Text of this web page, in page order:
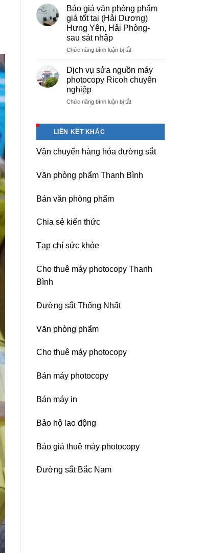
cho
học
sinh,
sinh
văn
công
ty
tại
KCN
Tam
Dương
Vĩnh
máy
photocopy
tại
Nam,
sau
sát
Báo giá văn phòng phẩm
giá tốt tại (Hải Dương)
Hưng Yên, Hải Phòng-
sau sát nhập
Chức năng bình luận bị tắtở
văn
phòng
giá
Yên,
Phòng-
sau
Dịch vụ sửa nguồn máy
photocopy Ricoh chuyên
nghiệp
Chức năng bình luận bị tắtở
photocopy
chuyên
nghiệp
LIÊN KẾT KHÁC
Vận chuyển hàng hóa đường sắt
Văn phòng phẩm Thanh Bình
Bán văn phòng phẩm
Chia sẻ kiến thức
Tạp chí sức khỏe
Cho thuê máy photocopy Thanh
Bình
Đường sắt Thống Nhất
Văn phòng phẩm
Cho thuê máy photocopy
Bán máy photocopy
Bán máy in
Bảo hộ lao động
Báo giá thuê máy photocopy
Đường sắt Bắc Nam